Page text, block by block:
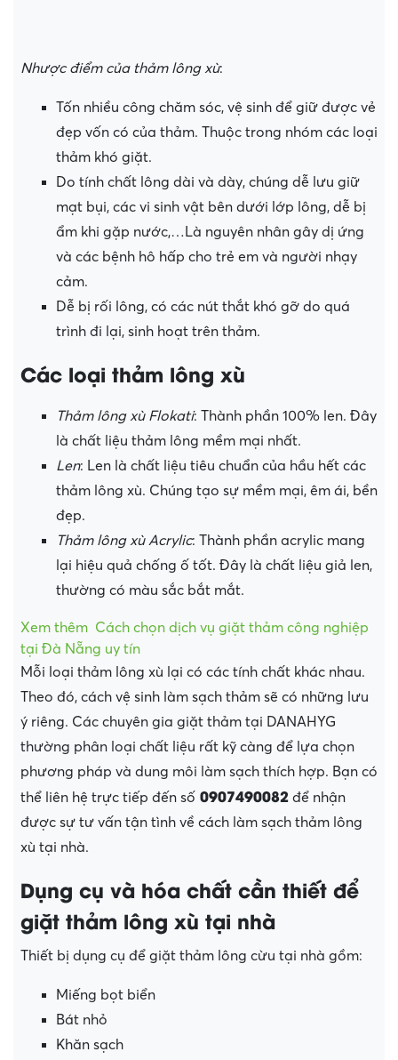
Nhược điểm của thảm lông xù:
Tốn nhiều công chăm sóc, vệ sinh để giữ được vẻ
đẹp vốn có của thảm. Thuộc trong nhóm các loại
thảm khó giặt.
Do tính chất lông dài và dày, chúng dễ lưu giữ
mạt bụi, các vi sinh vật bên dưới lớp lông, dễ bị
ẩm khi gặp nước,…Là nguyên nhân gây dị ứng
và các bệnh hô hấp cho trẻ em và người nhạy
cảm.
Dễ bị rối lông, có các nút thắt khó gỡ do quá
trình đi lại, sinh hoạt trên thảm.
Các loại thảm lông xù
Thảm lông xù Flokati: Thành phần 100% len. Đây
là chất liệu thảm lông mềm mại nhất.
Len: Len là chất liệu tiêu chuẩn của hầu hết các
thảm lông xù. Chúng tạo sự mềm mại, êm ái, bền
đẹp.
Thảm lông xù Acrylic: Thành phần acrylic mang
lại hiệu quả chống ố tốt. Đây là chất liệu giả len,
thường có màu sắc bắt mắt.
Xem thêm Cách chọn dịch vụ giặt thảm công nghiệp
tại Đà Nẵng uy tín
Mỗi loại thảm lông xù lại có các tính chất khác nhau.
Theo đó, cách vệ sinh làm sạch thảm sẽ có những lưu
ý riêng. Các chuyên gia giặt thảm tại DANAHYG
thường phân loại chất liệu rất kỹ càng để lựa chọn
phương pháp và dung môi làm sạch thích hợp. Bạn có
thể liên hệ trực tiếp đến số 0907490082 để nhận
được sự tư vấn tận tình về cách làm sạch thảm lông
xù tại nhà.
Dụng cụ và hóa chất cần thiết để
giặt thảm lông xù tại nhà
Thiết bị dụng cụ để giặt thảm lông cừu tại nhà gồm:
Miếng bọt biển
Bát nhỏ
Khăn sạch